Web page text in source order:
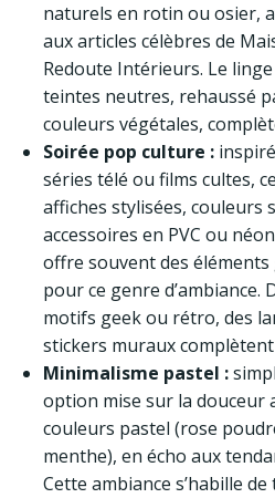
naturels en rotin ou osier,
aux articles célèbres de
Redoute Intérieurs. Le
teintes neutres, rehaussé
couleurs végétales,
Soirée pop culture :
séries télé ou films cultes,
affiches stylisées, couleurs
accessoires en PVC ou
offre souvent des
pour ce genre d’ambiance.
motifs geek ou rétro, des
stickers muraux
Minimalisme pastel :
option mise sur la douceur
couleurs pastel (rose
menthe), en écho aux
Cette ambiance s’habille